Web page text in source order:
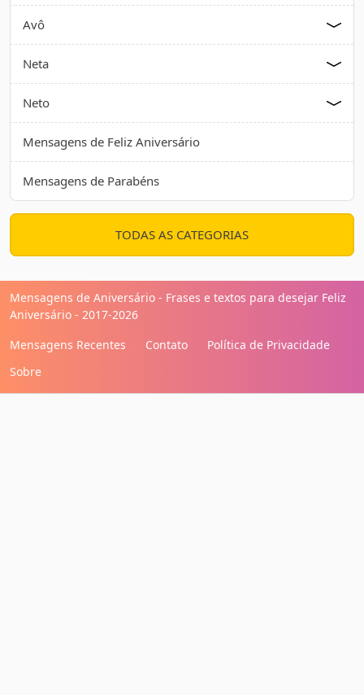
Avô
Neta
Neto
Mensagens de Feliz Aniversário
Mensagens de Parabéns
TODAS AS CATEGORIAS
Mensagens de Aniversário - Frases e textos para desejar Feliz
Aniversário - 2017-2026
Mensagens Recentes
Contato
Política de Privacidade
Sobre